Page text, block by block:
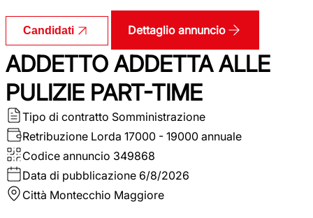
Candidati Dettaglio annuncio
ADDETTO ADDETTA ALLE
PULIZIE PART-TIME
Tipo di contratto Somministrazione
Retribuzione Lorda 17000 - 19000 annuale
Codice annuncio 349868
Data di pubblicazione 6/8/2026
Città Montecchio Maggiore